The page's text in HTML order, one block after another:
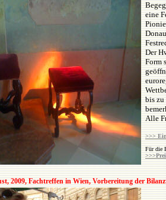
eine
Der
Form
bis zu
Alle
>>>
Für die
2009, Fachtreffen in Wien, Vorbereitung der